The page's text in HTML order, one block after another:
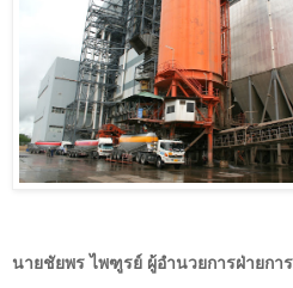
นายชัยพร ไพฑูรย์ ผู้อำนวยการฝ่ายกา